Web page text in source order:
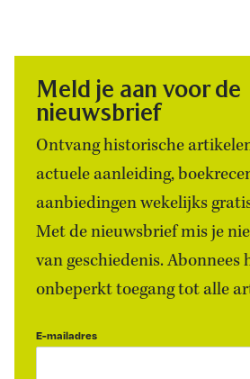
Meld je aan voor de
nieuwsbrief
Ontvang historische
actuele aanleiding,
aanbiedingen wekelijks
Met de nieuwsbrief mis je
van geschiedenis. Abonnees
onbeperkt toegang tot alle
E-mailadres